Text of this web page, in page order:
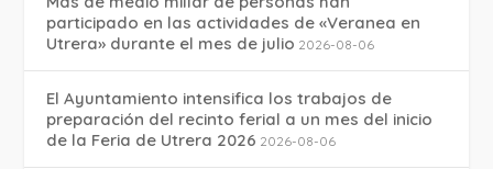
participado en las actividades de «Veranea en
Utrera» durante el mes de julio 2026-08-06
El Ayuntamiento intensifica los trabajos de
preparación del recinto ferial a un mes del inicio
de la Feria de Utrera 2026 2026-08-06